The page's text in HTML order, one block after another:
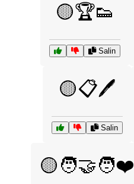
🟡🏆👟
Salin
🟡📋🖊️
Salin
🟡🧑‍🤝‍🧑❤️